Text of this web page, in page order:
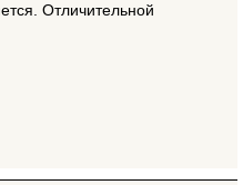
Отличительной